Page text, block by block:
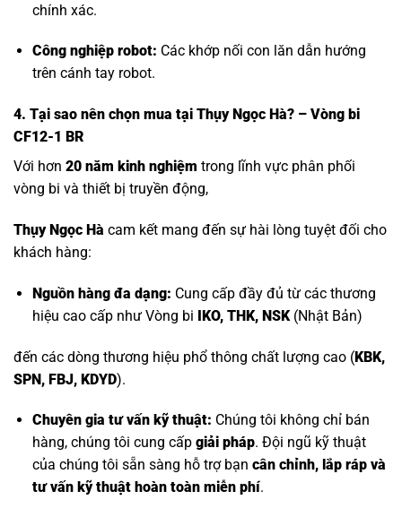
chính xác.
Công nghiệp robot: Các khớp nối con lăn dẫn hướng
trên cánh tay robot.
4. Tại sao nên chọn mua tại Thụy Ngọc Hà? – Vòng bi
CF12-1 BR
Với hơn 20 năm kinh nghiệm trong lĩnh vực phân phối
vòng bi và thiết bị truyền động,
Thụy Ngọc Hà cam kết mang đến sự hài lòng tuyệt đối cho
khách hàng:
Nguồn hàng đa dạng: Cung cấp đầy đủ từ các thương
hiệu cao cấp nhưVòng bi IKO, THK, NSK(Nhật Bản)
đến các dòng thương hiệu phổ thông chất lượng cao (KBK,
SPN, FBJ, KDYD).
Chuyên gia tư vấn kỹ thuật: Chúng tôi không chỉ bán
hàng, chúng tôi cung cấp giải pháp. Đội ngũ kỹ thuật
của chúng tôi sẵn sàng hỗ trợ bạn cân chỉnh, lắp ráp và
tư vấn kỹ thuật hoàn toàn miễn phí.